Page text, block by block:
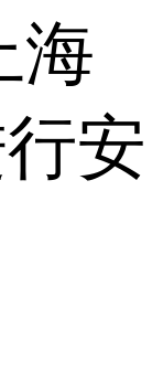
海
安